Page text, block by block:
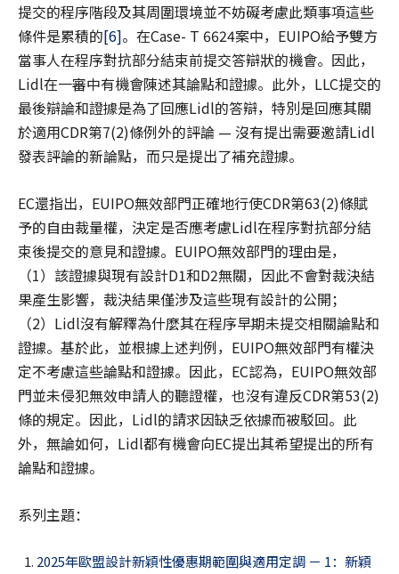
提交的程序階段及其周圍環境並不妨礙考慮此類事項這些
條件是累積的[6]。在Case- T 6624案中，EUIPO給予雙方
當事人在程序對抗部分結束前提交答辯狀的機會。因此，
Lidl在一審中有機會陳述其論點和證據。此外，LLC提交的
最後辯論和證據是為了回應Lidl的答辯，特別是回應其關
於適用CDR第7(2)條例外的評論 — 沒有提出需要邀請Lidl
發表評論的新論點，而只是提出了補充證據。
EC還指出，EUIPO無效部門正確地行使CDR第63(2)條賦
予的自由裁量權，決定是否應考慮Lidl在程序對抗部分結
束後提交的意見和證據。EUIPO無效部門的理由是，
（1）該證據與現有設計D1和D2無關，因此不會對裁決結
果產生影響，裁決結果僅涉及這些現有設計的公開；
（2）Lidl沒有解釋為什麼其在程序早期未提交相關論點和
證據。基於此，並根據上述判例，EUIPO無效部門有權決
定不考慮這些論點和證據。因此，EC認為，EUIPO無效部
門並未侵犯無效申請人的聽證權，也沒有違反CDR第53(2)
條的規定。因此，Lidl的請求因缺乏依據而被駁回。此
外，無論如何，Lidl都有機會向EC提出其希望提出的所有
論點和證據。
系列主題：
2025年歐盟設計新穎性優惠期範圍與適用定調 － 1：新穎